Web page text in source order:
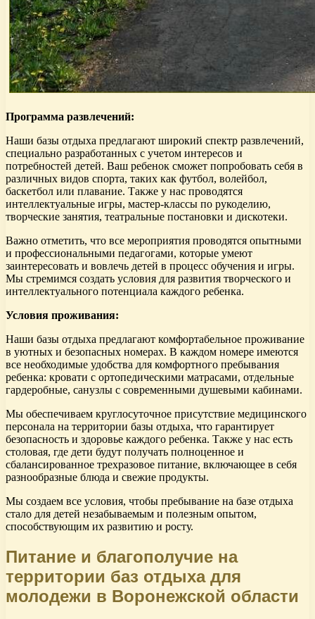
Программа развлечений:
Наши базы отдыха предлагают широкий спектр развлечений,
специально разработанных с учетом интересов и
потребностей детей. Ваш ребенок сможет попробовать себя в
различных видов спорта, таких как футбол, волейбол,
баскетбол или плавание. Также у нас проводятся
интеллектуальные игры, мастер-классы по рукоделию,
творческие занятия, театральные постановки и дискотеки.
Важно отметить, что все мероприятия проводятся опытными
и профессиональными педагогами, которые умеют
заинтересовать и вовлечь детей в процесс обучения и игры.
Мы стремимся создать условия для развития творческого и
интеллектуального потенциала каждого ребенка.
Условия проживания:
Наши базы отдыха предлагают комфортабельное проживание
в уютных и безопасных номерах. В каждом номере имеются
все необходимые удобства для комфортного пребывания
ребенка: кровати с ортопедическими матрасами, отдельные
гардеробные, санузлы с современными душевыми кабинами.
Мы обеспечиваем круглосуточное присутствие медицинского
персонала на территории базы отдыха, что гарантирует
безопасность и здоровье каждого ребенка. Также у нас есть
столовая, где дети будут получать полноценное и
сбалансированное трехразовое питание, включающее в себя
разнообразные блюда и свежие продукты.
Мы создаем все условия, чтобы пребывание на базе отдыха
стало для детей незабываемым и полезным опытом,
способствующим их развитию и росту.
Питание и благополучие на
территории баз отдыха для
молодежи в Воронежской области